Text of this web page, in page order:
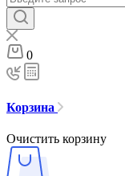
0
Корзина
Очистить корзину